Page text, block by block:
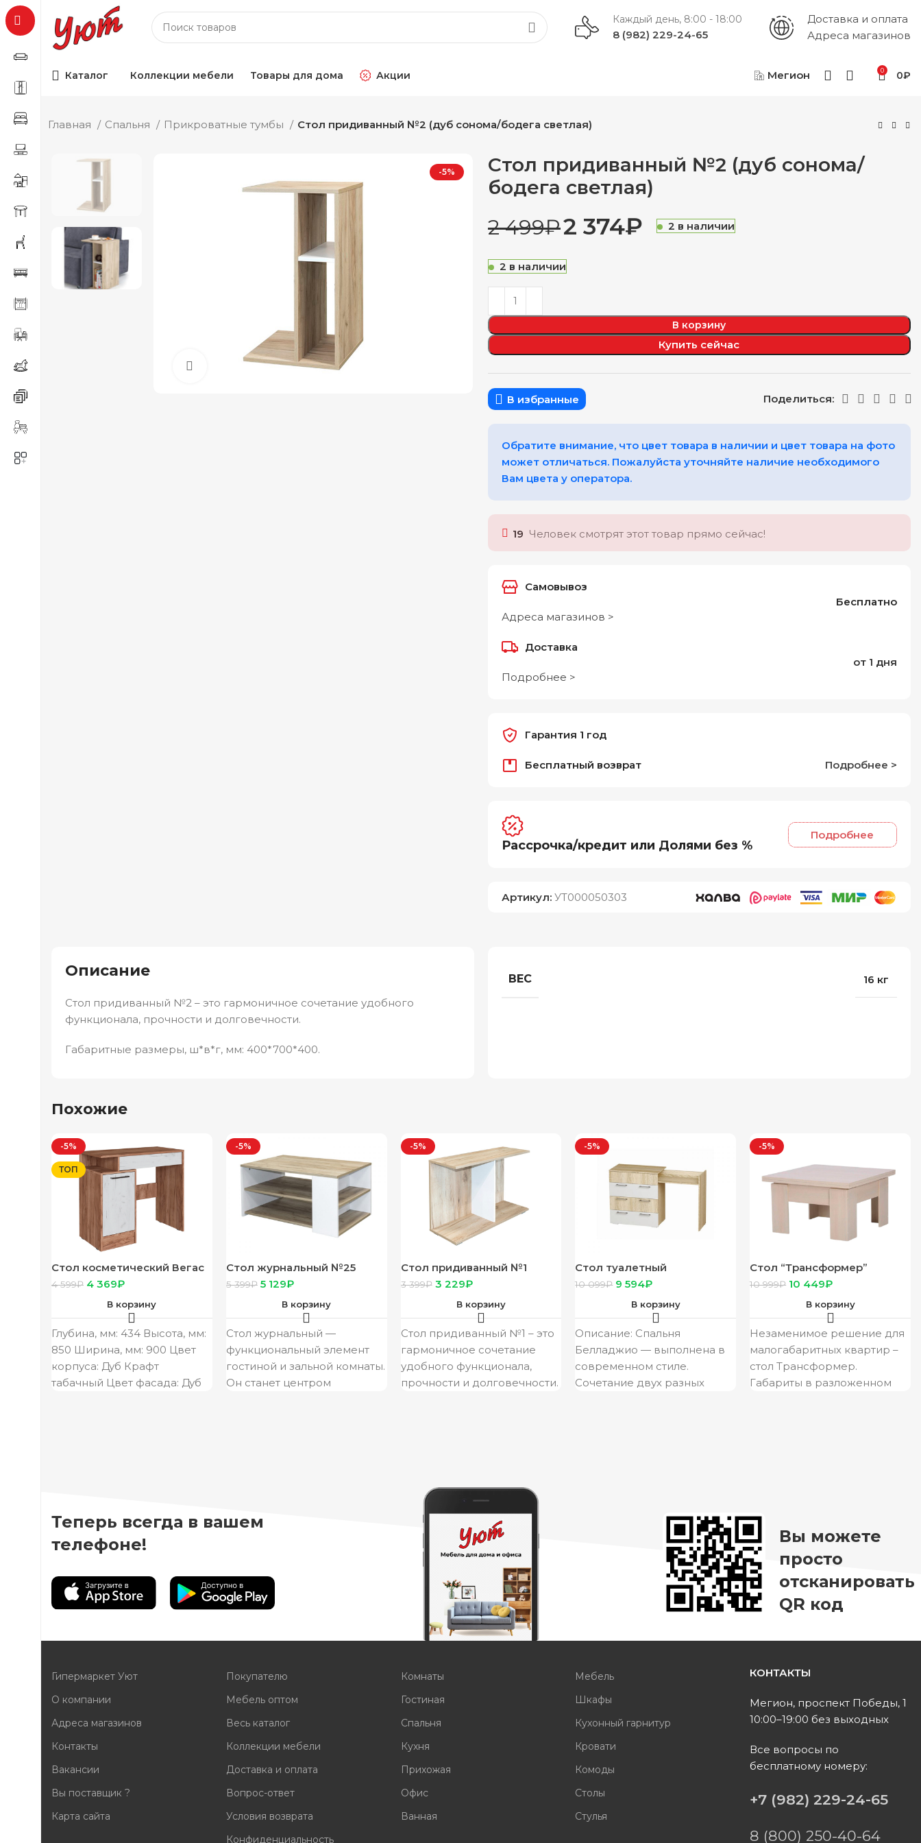
Каждый день, 8:00 - 18:00
8 (982) 229-24-65
Доставка и оплата
Адреса магазинов
Каталог Коллекции мебели Товары для дома Акции Мегион 0 0₽
Главная Спальня Прикроватные тумбы Стол придиванный №2 (дуб сонома/бодега светлая)
-5%
Нажмите, чтобы увеличить
Стол придиванный №2 (дуб сонома/
бодега светлая)
2 499₽2 374₽ 2 в наличии
2 в наличии
В корзину
Купить сейчас
В избранные Поделиться:
Обратите внимание, что цвет товара в наличии и цвет товара на фото
может отличаться. Пожалуйста уточняйте наличие необходимого
Вам цвета у оператора.
19 Человек смотрят этот товар прямо сейчас!
Самовывоз
Адреса магазинов >
Бесплатно
Доставка
Подробнее >
от 1 дня
Гарантия 1 год
Бесплатный возврат Подробнее >
Рассрочка/кредит или Долями без %
Подробнее
Артикул: УТ000050303
Описание
Стол придиванный №2 – это гармоничное сочетание удобного
функционала, прочности и долговечности.
Габаритные размеры, ш*в*г, мм: 400*700*400.
ВЕС 16 кг
Похожие
-5%
ТОП
Стол косметический Вегас
дуб табачный/белый
4 599₽ 4 369₽
В корзину
Глубина, мм: 434 Высота, мм:
850 Ширина, мм: 900 Цвет
корпуса: Дуб Крафт
табачный Цвет фасада: Дуб
-5%
Стол журнальный №25
(Яень шимо светлый/Ясень
шимо тёмный)
5 399₽ 5 129₽
В корзину
Стол журнальный —
функциональный элемент
гостиной и зальной комнаты.
Он станет центром
-5%
Стол придиванный №1
(ясень шимо тёмный/ясень
шимо светлый)
3 399₽ 3 229₽
В корзину
Стол придиванный №1 – это
гармоничное сочетание
удобного функционала,
прочности и долговечности.
-5%
Стол туалетный
“Белладжио” СТ-02 сонома/
белый глянец
10 099₽ 9 594₽
В корзину
Описание: Спальня
Белладжио — выполнена в
современном стиле.
Сочетание двух разных
-5%
Стол “Трансформер”
атланта
10 999₽ 10 449₽
В корзину
Незаменимое решение для
малогабаритных квартир –
стол Трансформер.
Габариты в разложенном
Теперь всегда в вашем
телефоне!
Вы можете
просто
отсканировать
QR код
Гипермаркет Уют
О компании
Адреса магазинов
Контакты
Вакансии
Вы поставщик ?
Карта сайта
Покупателю
Мебель оптом
Весь каталог
Коллекции мебели
Доставка и оплата
Вопрос-ответ
Условия возврата
Конфиденциальность
Комнаты
Гостиная
Спальня
Кухня
Прихожая
Офис
Ванная
Мебель
Шкафы
Кухонный гарнитур
Кровати
Комоды
Столы
Стулья
КОНТАКТЫ
Мегион, проспект Победы, 1
10:00–19:00 без выходных
Все вопросы по
бесплатному номеру:
+7 (982) 229-24-65
8 (800) 250-40-64